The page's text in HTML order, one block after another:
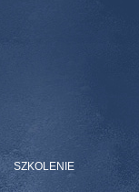
SZKOLENIE